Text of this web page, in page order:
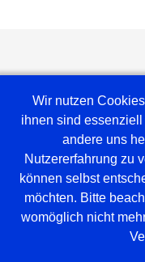
Weblinks
Wir nutzen
ihnen sind
andere uns
Nutzererfahrung zu
können selbst
möchten. Bitte
womöglich nicht